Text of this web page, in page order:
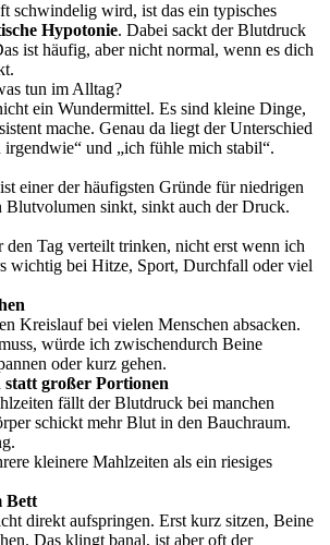
schwindelig wird, ist das ein typisches
Hypotonie. Dabei sackt der Blutdruck
ist häufig, aber nicht normal, wenn es dich
tun im Alltag?
ein Wundermittel. Es sind kleine Dinge,
mache. Genau da liegt der Unterschied
irgendwie“ und „ich fühle mich stabil“.
einer der häufigsten Gründe für niedrigen
sinkt, sinkt auch der Druck.
den Tag verteilt trinken, nicht erst wenn ich
wichtig bei Hitze, Sport, Durchfall oder viel
Kreislauf bei vielen Menschen absacken.
würde ich zwischendurch Beine
oder kurz gehen.
großer Portionen
fällt der Blutdruck bei manchen
schickt mehr Blut in den Bauchraum.
kleinere Mahlzeiten als ein riesiges
Bett
direkt aufspringen. Erst kurz sitzen, Beine
Das klingt banal, ist aber oft der